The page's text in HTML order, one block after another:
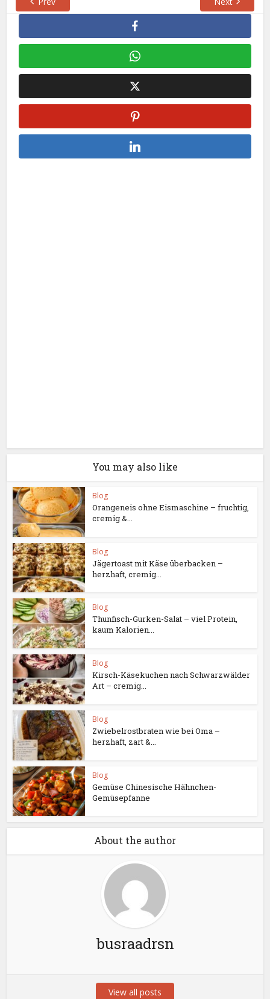
You may also like
Blog
Orangeneis ohne Eismaschine – fruchtig,
cremig &...
Blog
Jägertoast mit Käse überbacken –
herzhaft, cremig...
Blog
Thunfisch-Gurken-Salat – viel Protein,
kaum Kalorien...
Blog
Kirsch-Käsekuchen nach Schwarzwälder
Art – cremig...
Blog
Zwiebelrostbraten wie bei Oma –
herzhaft, zart &...
Blog
Gemüse Chinesische Hähnchen-
Gemüsepfanne
About the author
busraadrsn
View all posts